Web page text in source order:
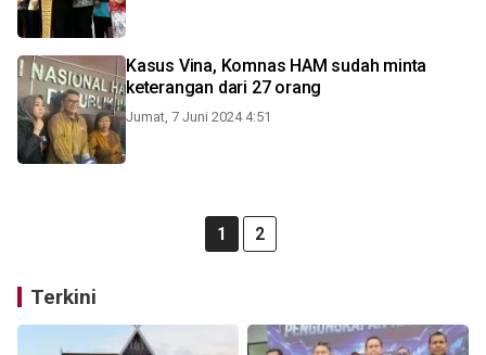
Kasus Vina, Komnas HAM sudah minta
keterangan dari 27 orang
Jumat, 7 Juni 2024 4:51
1 2
Terkini